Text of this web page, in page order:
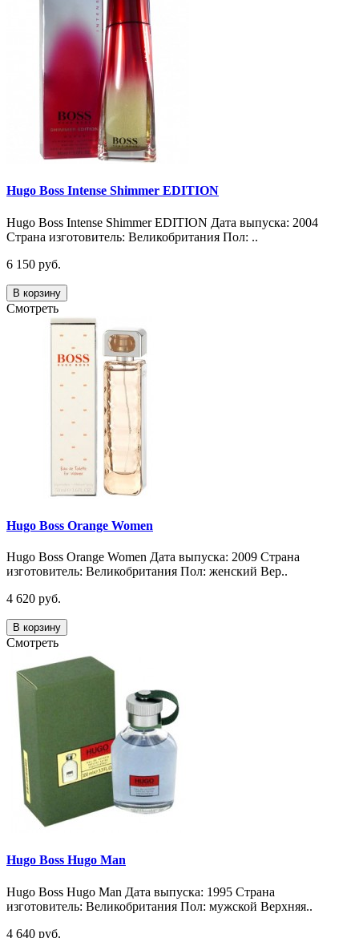
Hugo Boss Intense Shimmer EDITION
Hugo Boss Intense Shimmer EDITION Дата выпуска: 2004
Страна изготовитель: Великобритания Пол: ..
6 150 руб.
В корзину
Смотреть
Hugo Boss Orange Women
Hugo Boss Orange Women Дата выпуска: 2009 Страна
изготовитель: Великобритания Пол: женский Вер..
4 620 руб.
В корзину
Смотреть
Hugo Boss Hugo Man
Hugo Boss Hugo Man Дата выпуска: 1995 Страна
изготовитель: Великобритания Пол: мужской Верхняя..
4 640 руб.